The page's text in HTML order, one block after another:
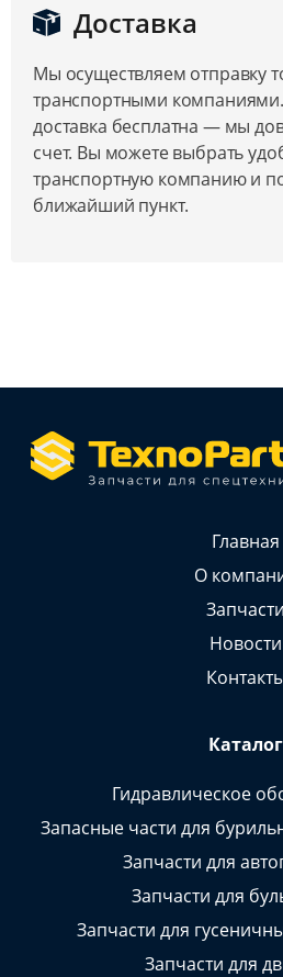
Доставка
Мы осуществляем отправку
транспортными
доставка бесплатна — мы
счет. Вы можете выбрать
транспортную компанию и
ближайший пункт.
Главная
О
Запчасти
Новости
Каталог
Гидравлическое
Запасные части для
Запчасти для
Запчасти для
Запчасти для
Запчасти для